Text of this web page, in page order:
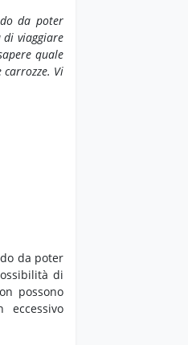
da poter
di viaggiare
quale
Vi
da poter
di
possono